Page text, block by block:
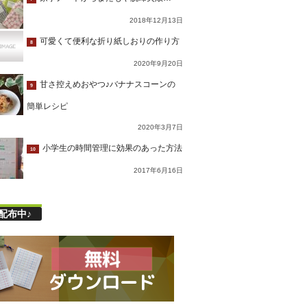
2018年12月13日
8 可愛くて便利な折り紙しおりの作り方
2020年9月20日
9 甘さ控えめおやつ♪バナナスコーンの
簡単レシピ
2020年3月7日
10 小学生の時間管理に効果のあった方法
2017年6月16日
布中♪